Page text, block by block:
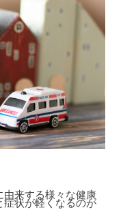
来する様々な健康
状が軽くなるのが